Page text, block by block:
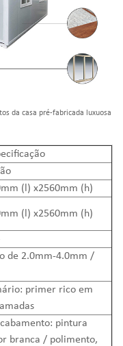
da casa pré-fabricada luxuosa
(l) x2560mm (h)
(l) x2560mm (h)
de 2.0mm-4.0mm /
primer rico em
pintura
branca / polimento,